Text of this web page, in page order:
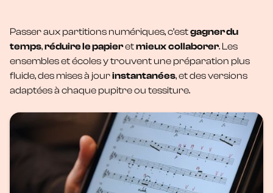
Passer aux partitions numériques, c’estgagner du
temps,réduire le papieretmieuxcollaborer. Les
ensembles et écoles y trouvent une préparation plus
fluide, des mises à jourinstantanées, et des versions
adaptées à chaque pupitre ou tessiture.